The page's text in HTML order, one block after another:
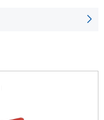
ABECEDNE